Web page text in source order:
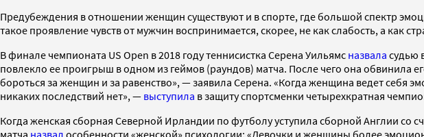
Предубеждения в отношении женщин существуют и в спорте, где большой спектр
такое проявление чувств от мужчин воспринимается, скорее, не как слабость, а как
В финале чемпионата US Open в 2018 году теннисистка Серена Уильямс назвала судью
повлекло ее проигрыш в одном из геймов (раундов) матча. После чего она обвинила
бороться за женщин и за равенство», — заявила Серена. «Когда женщина ведет себя
никаких последствий нет», — выступила в защиту спортсменки четырехкратная
Когда женская сборная Северной Ирландии по футболу уступила сборной Англии со